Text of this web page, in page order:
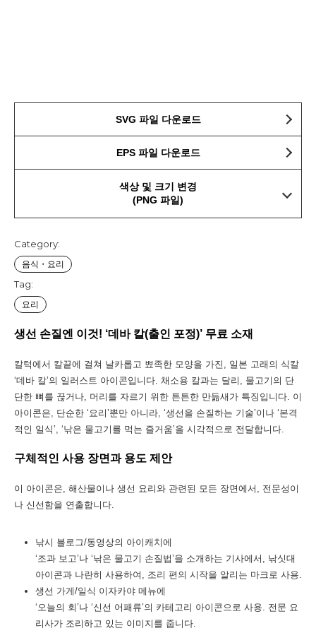
SVG 파일 다운로드
EPS 파일 다운로드
색상 및 크기 변경
(PNG 파일)
Category:
음식・요리
Tag:
요리
생선 손질엔 이것! ‘데바 칼(출인 포정)’ 무료 소재
칼턱에서 칼끝에 걸쳐 날카롭고 뾰족한 모양을 가진, 일본 고래의 식칼
‘데바 칼’의 일러스트 아이콘입니다. 채소용 칼과는 달리, 물고기의 단
단한 뼈를 끊거나, 머리를 자르기 위한 튼튼한 만듦새가 특징입니다. 이
아이콘은, 단순한 ‘요리’뿐만 아니라, ‘생선을 손질하는 기술’이나 ‘본격
적인 일식’, ‘낚은 물고기를 먹는 즐거움’을 시각적으로 전달합니다.
구체적인 사용 장면과 용도 제안
이 아이콘은, 해산물이나 생선 요리와 관련된 모든 장면에서, 전문성이
나 신선함을 연출합니다.
낚시 블로그/동영상의 아이캐치에
‘조과 보고’나 ‘낚은 물고기 손질법’을 소개하는 기사에서, 낚싯대
아이콘과 나란히 사용하여, 조리 편의 시작을 알리는 마크로 사용.
생선 가게/일식 이자카야 메뉴에
‘오늘의 회’나 ‘신선 어패류’의 카테고리 아이콘으로 사용. 전문 요
리사가 조리하고 있는 이미지를 줍니다.